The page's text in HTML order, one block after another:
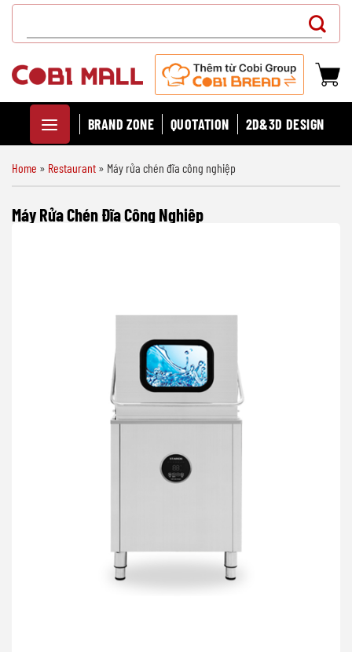
Chuyển
dung
for:
BRAND ZONE QUOTATION 2D&3D DESIGN
Home » Restaurant » Máy rửa chén đĩa công nghiệp
Máy Rửa Chén Đĩa Công Nghiệp